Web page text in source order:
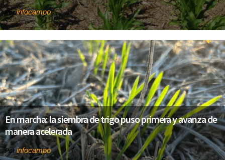
Porinfocampo
En marcha: la siembra de trigo puso primera y avanza de
manera acelerada
Porinfocampo